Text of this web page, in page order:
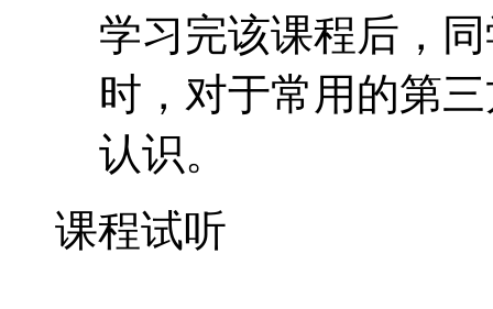
学习完该课程后，
时，对于常用的第
认识。
课程试听